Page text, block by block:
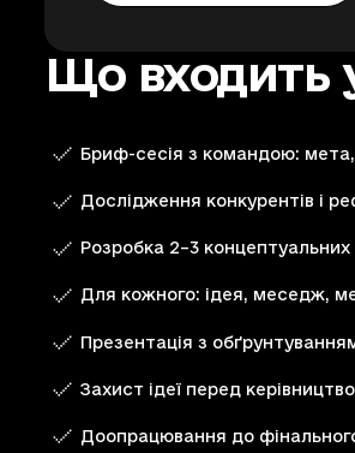
Що входить
Бриф-сесія з командою: мета,
Дослідження конкурентів і
Розробка 2–3 концептуальних
Для кожного: ідея, меседж,
Презентація з
Захист ідеї перед
Доопрацювання до